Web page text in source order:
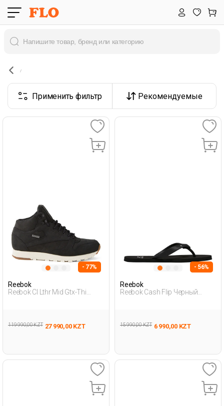
Применить фильтр Рекомендуемые
- 77%
Reebok
Reebok Cl Lthr Mid Gtx-Thi
119 990,00 KZT 27 990,00 KZT
- 56%
Reebok
Reebok Cash Flip Черный
15 990,00 KZT 6 990,00 KZT